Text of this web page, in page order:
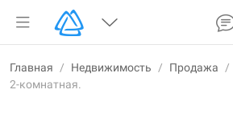
Главная / Недвижимость / Продажа /
2-комнатная.